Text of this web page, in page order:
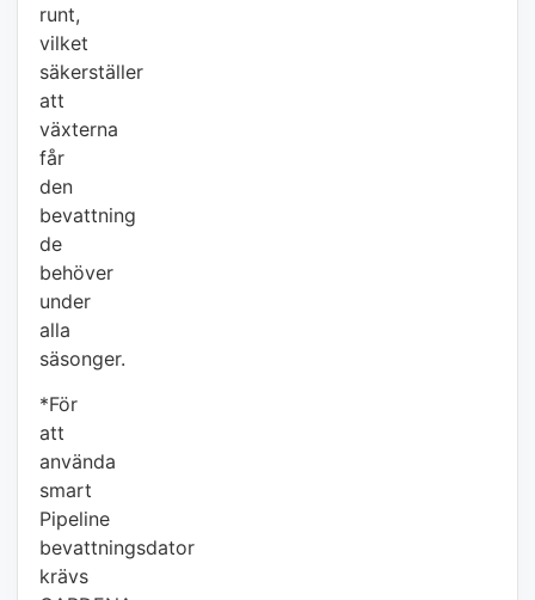
runt,
vilket
säkerställer
att
växterna
får
den
bevattning
de
behöver
under
alla
säsonger.
*För
att
använda
smart
Pipeline
bevattningsdator
krävs